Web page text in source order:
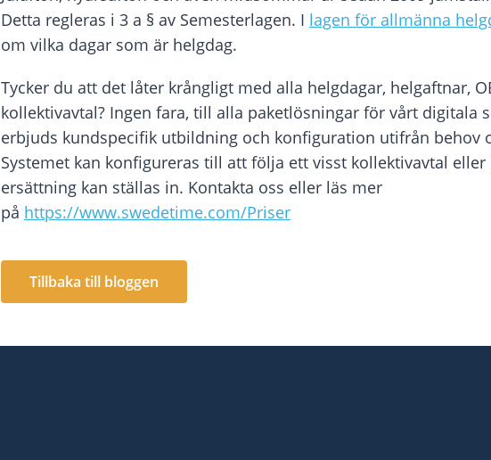
Detta regleras i 3 a § av Semesterlagen. I lagen för allmänna
om vilka dagar som är helgdag.
Tycker du att det låter krångligt med alla helgdagar, helgaftnar,
kollektivavtal? Ingen fara, till alla paketlösningar för vårt digitala
erbjuds kundspecifik utbildning och konfiguration utifrån behov
Systemet kan konfigureras till att följa ett visst kollektivavtal
ersättning kan ställas in. Kontakta oss eller läs mer
på https://www.swedetime.com/Priser
Tillbaka till bloggen